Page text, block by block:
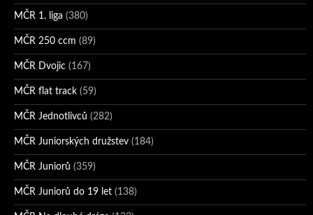
MČR 1. liga (380)
MČR 250 ccm (89)
MČR Dvojic (167)
MČR flat track (59)
MČR Jednotlivců (282)
MČR Juniorských družstev (184)
MČR Juniorů (359)
MČR Juniorů do 19 let (138)